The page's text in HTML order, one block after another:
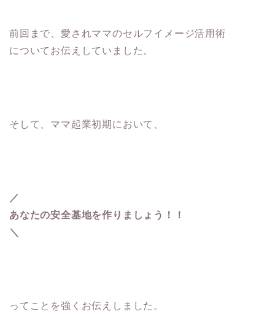
前回まで、愛されママのセルフイメージ活用術
についてお伝えしていました。
そして、ママ起業初期において、
／
あなたの安全基地を作りましょう！！
＼
ってことを強くお伝えしました。